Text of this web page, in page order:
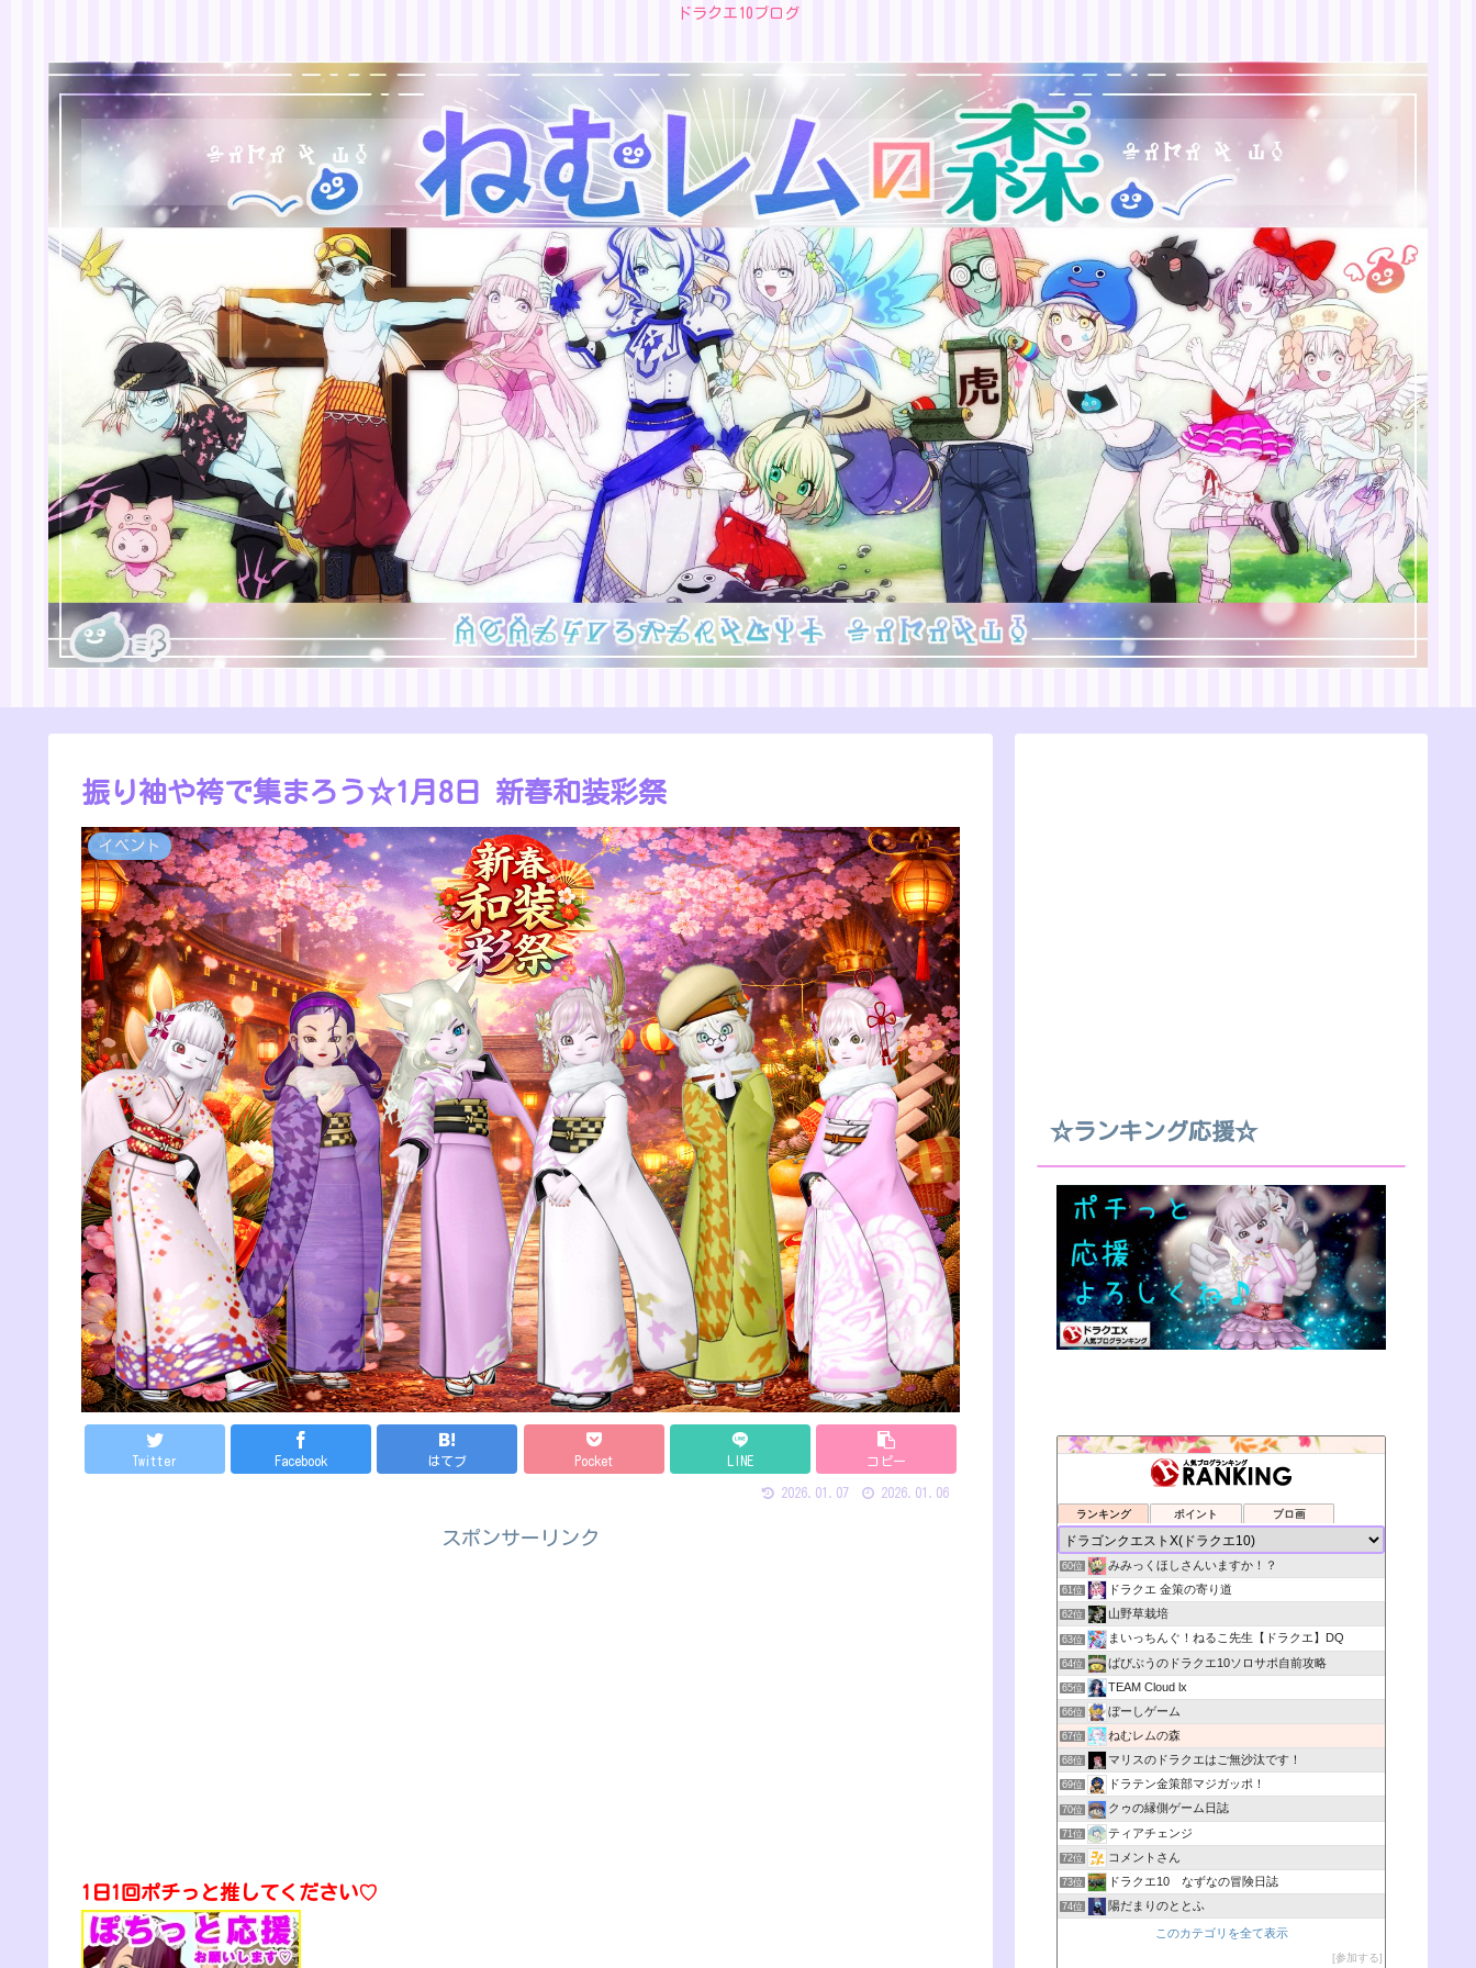
ドラクエ10ブログ
振り袖や袴で集まろう☆1月8日 新春和装彩祭
イベント
Twitter Facebook はてブ Pocket LINE コピー
2026.01.07 2026.01.06
スポンサーリンク
1日1回ポチっと推してください♡
☆ランキング応援☆
ランキング ポイント ブロ画
60位 みみっくほしさんいますか！？
61位 ドラクエ 金策の寄り道
62位 山野草栽培
63位 まいっちんぐ！ねるこ先生【ドラクエ】DQ
64位 ばびぶうのドラクエ10ソロサポ自前攻略
65位 TEAM Cloud lx
66位 ぼーしゲーム
67位 ねむレムの森
68位 マリスのドラクエはご無沙汰です！
69位 ドラテン金策部マジガッポ！
70位 クゥの縁側ゲーム日誌
71位 ティアチェンジ
72位 コメントさん
73位 ドラクエ10 なずなの冒険日誌
74位 陽だまりのととふ
このカテゴリを全て表示
参加する